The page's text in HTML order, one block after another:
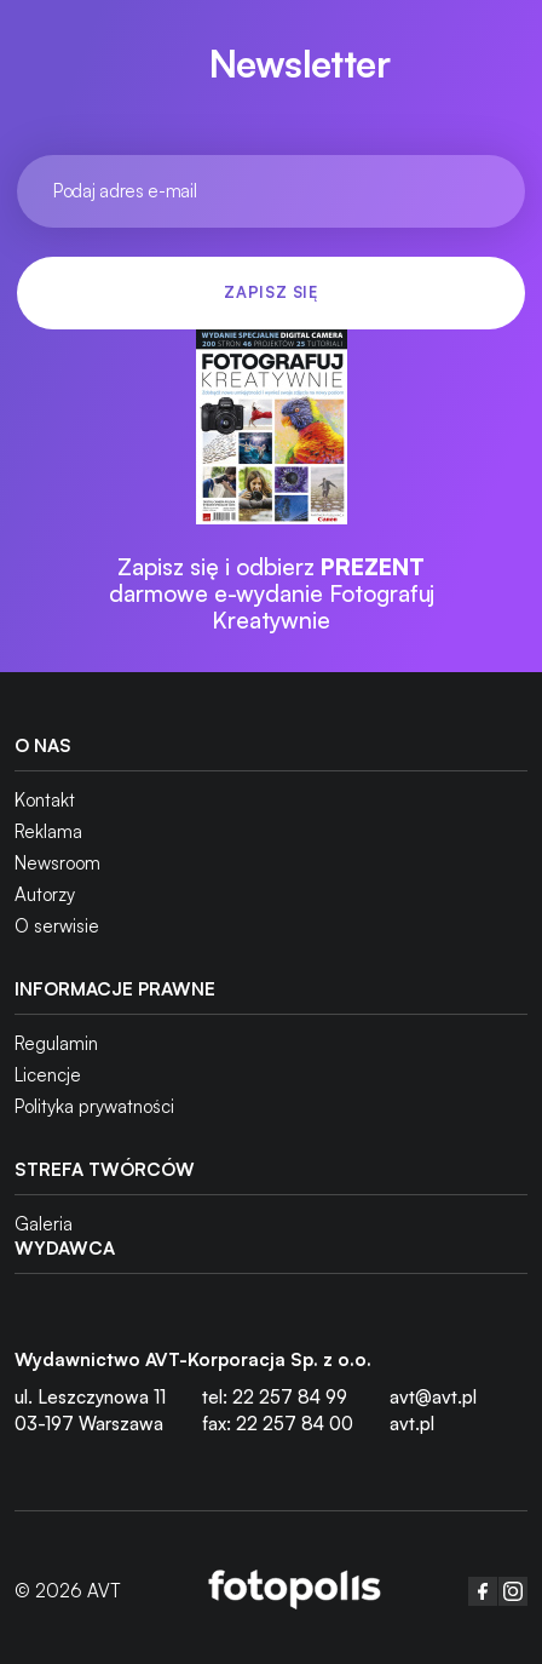
Newsletter
Zapisz się i odbierz PREZENT
darmowe e-wydanie Fotografuj
Kreatywnie
O NAS
Kontakt
Reklama
Newsroom
Autorzy
O serwisie
INFORMACJE PRAWNE
Regulamin
Licencje
Polityka prywatności
STREFA TWÓRCÓW
Galeria
WYDAWCA
Wydawnictwo AVT-Korporacja Sp. z o.o.
ul. Leszczynowa 11
03-197 Warszawa
tel: 22 257 84 99
fax: 22 257 84 00
avt@avt.pl
avt.pl
© 2026 AVT